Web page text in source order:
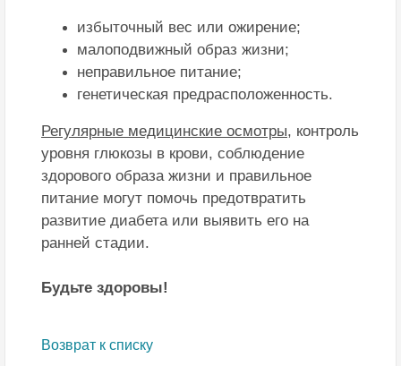
избыточный вес или ожирение;
малоподвижный образ жизни;
неправильное питание;
генетическая предрасположенность.
Регулярные медицинские осмотры, контроль
уровня глюкозы в крови, соблюдение
здорового образа жизни и правильное
питание могут помочь предотвратить
развитие диабета или выявить его на
ранней стадии.
Будьте здоровы!
Возврат к списку